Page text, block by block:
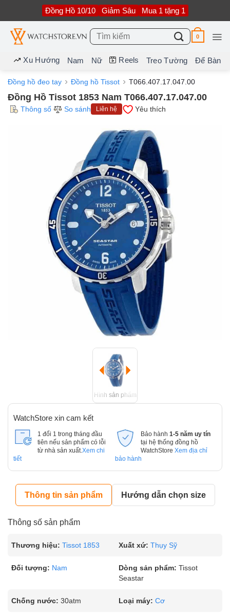
nội
dung
Đồng Hồ 10/10 Giảm Sâu Mua 1 tặng 1
Tìm
kiếm:
0
Xu Hướng Nam Nữ Reels Treo Tường Để Bàn
Đồng hồ đeo tay Đồng hồ Tissot T066.407.17.047.00
Đồng Hồ Tissot 1853 Nam T066.407.17.047.00
Thông số So sánh Liên hệ Yêu thích
Hình sản phẩm
WatchStore xin cam kết
1 đổi 1 trong tháng đầu
tiên nếu sản phẩm có lỗi
từ nhà sản xuất. Xem chi
tiết
Bảo hành 1-5 năm uy tín
tại hệ thống đồng hồ
WatchStore Xem địa chỉ
bảo hành
Thông tin sản phẩm Hướng dẫn chọn size
Thông số sản phẩm
Thương hiệu: Tissot 1853 Xuất xứ: Thụy Sỹ
Đối tượng: Nam Dòng sản phẩm: Tissot
Seastar
Chống nước: 30atm Loại máy: Cơ